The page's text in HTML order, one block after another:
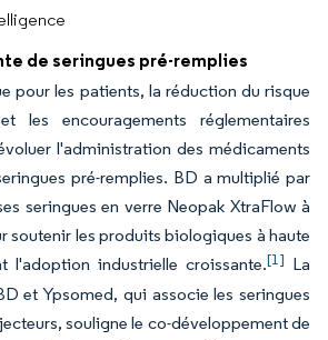
de seringues pré-remplies
pour les patients, la réduction du risque
les encouragements réglementaires
l'administration des médicaments
pré-remplies. BD a multiplié par
seringues en verre Neopak XtraFlow à
soutenir les produits biologiques à haute
l'adoption industrielle croissante.[1] La
et Ypsomed, qui associe les seringues
souligne le co-développement de